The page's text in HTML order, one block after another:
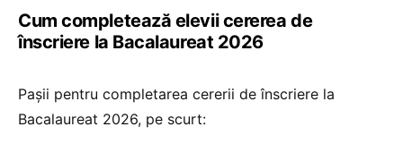
Cum completează elevii cererea de
înscriere la Bacalaureat 2026
Pașii pentru completarea cererii de înscriere la
Bacalaureat 2026, pe scurt: